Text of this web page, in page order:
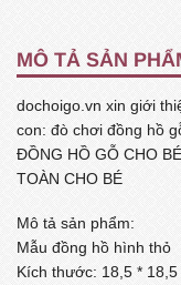
MÔ TẢ SẢN
dochoigo.vn xin giới
con: đò chơi đồng hồ
ĐỒNG HỒ GỖ CHO
TOÀN CHO BÉ
Mô tả sản phẩm:
Mẫu đồng hồ hình thỏ
Kích thước: 18,5 * 18,5